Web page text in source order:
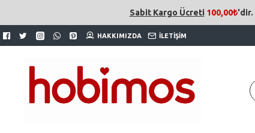
Sabit Kargo Ücreti 100,00₺'dir.
HAKKIMIZDA İLETIŞIM